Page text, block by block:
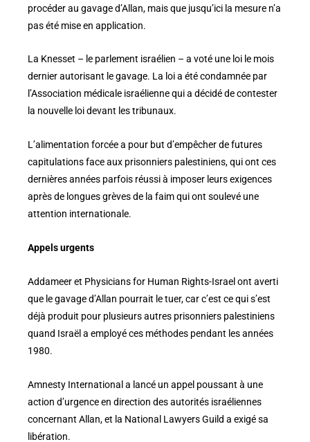
procéder au gavage d’Allan, mais que jusqu’ici la mesure n’a
pas été mise en application.
La Knesset – le parlement israélien – a voté une loi le mois
dernier autorisant le gavage. La loi a été condamnée par
l’Association médicale israélienne qui a décidé de contester
la nouvelle loi devant les tribunaux.
L’alimentation forcée a pour but d’empêcher de futures
capitulations face aux prisonniers palestiniens, qui ont ces
dernières années parfois réussi à imposer leurs exigences
après de longues grèves de la faim qui ont soulevé une
attention internationale.
Appels urgents
Addameer et Physicians for Human Rights-Israel ont averti
que le gavage d’Allan pourrait le tuer, car c’est ce qui s’est
déjà produit pour plusieurs autres prisonniers palestiniens
quand Israël a employé ces méthodes pendant les années
1980.
Amnesty International a lancé un appel poussant à une
action d’urgence en direction des autorités israéliennes
concernant Allan, et la National Lawyers Guild a exigé sa
libération.